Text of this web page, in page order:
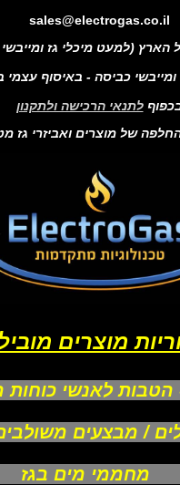
sales@electrogas.co.il
(למעט מיכלי גז
ומייבשי כביסה - באיסוף עצמי
לתנאי הרכישה ולתקנון
של מוצרים ואביזרי גז
מוצרים
לאנשי כוחות
/ מבצעים
מים